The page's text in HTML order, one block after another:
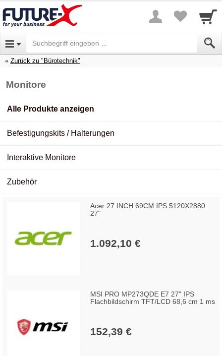
Zurück zu "Bürotechnik"
Monitore
Alle Produkte anzeigen
Befestigungskits / Halterungen
Interaktive Monitore
Zubehör
Acer 27 INCH 69CM IPS 5120X2880
27"
1.092,10 €
MSI PRO MP273QDE E7 27" IPS
Flachbildschirm TFT/LCD 68,6 cm 1 ms
152,39 €